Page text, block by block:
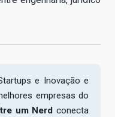
e Inovação e
empresas do
um Nerd conecta